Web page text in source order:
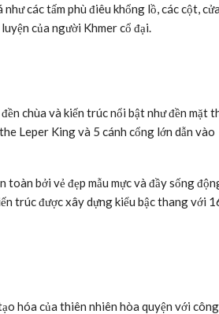
các tấm phù điêu khổng lồ, các cột,
của người Khmer cổ đại.
chùa và kiến trúc nổi bật như đền mặt
Leper King và 5 cánh cổng lớn dẫn vào
bởi vẻ đẹp mẫu mực và đầy sống
trúc được xây dựng kiểu bậc thang với
hóa của thiên nhiên hòa quyện với